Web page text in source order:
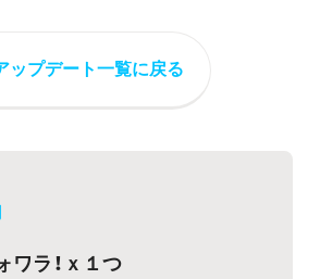
ップデート一覧に戻る
ワラ！ｘ１つ